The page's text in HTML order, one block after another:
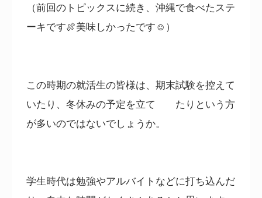
（前回のトピックスに続き、沖縄で食べたステ
ーキです🍖美味しかったです☺）
この時期の就活生の皆様は、期末試験を控えて
いたり、冬休みの予定を立て たりという方
が多いのではないでしょうか。
学生時代は勉強やアルバイトなどに打ち込んだ